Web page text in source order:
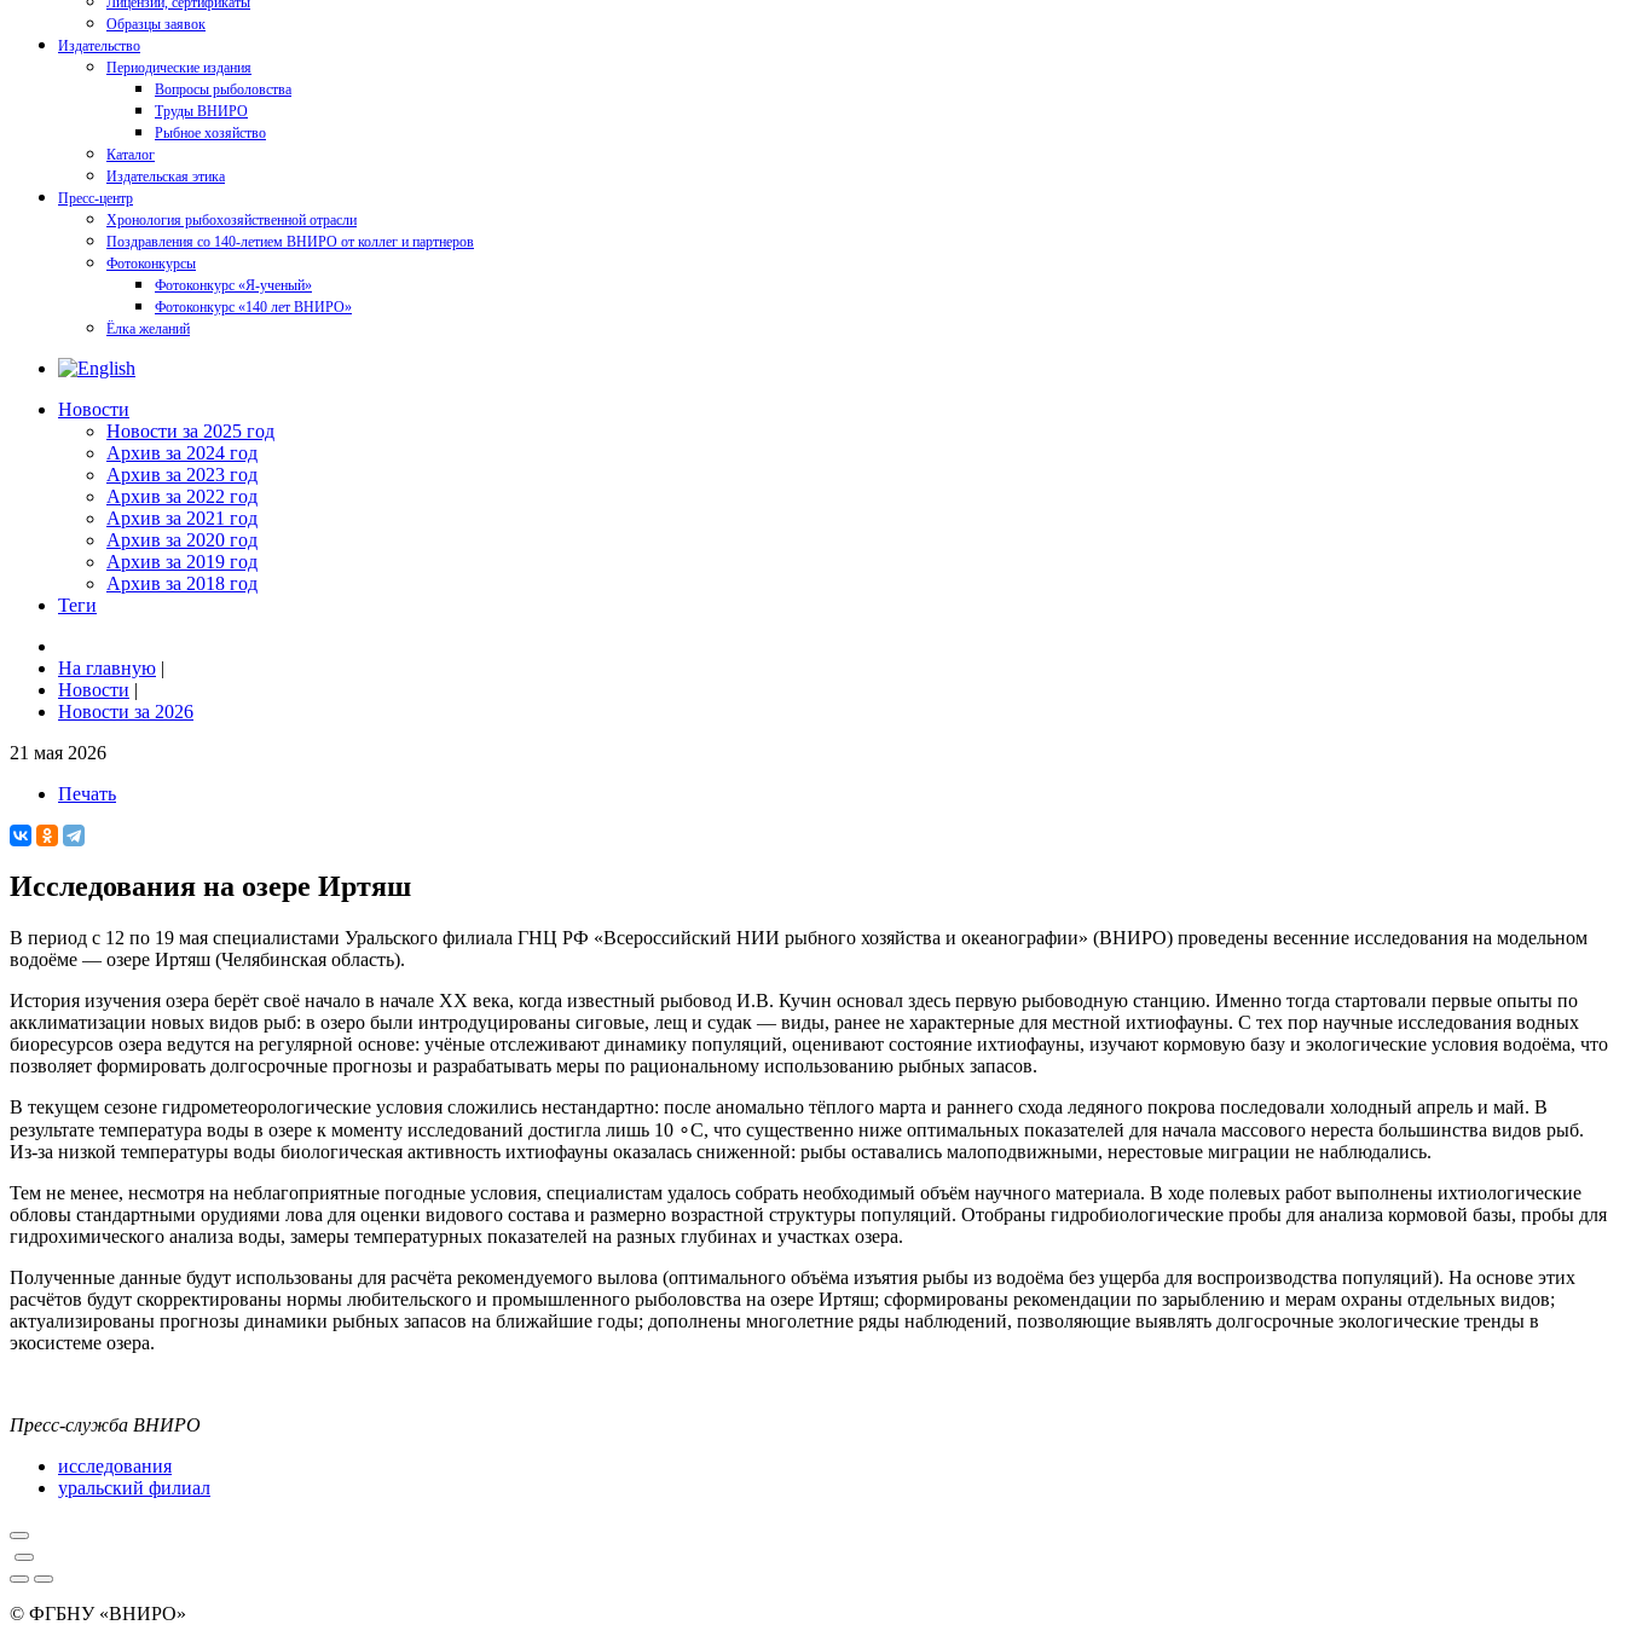
Образцы заявок
Издательство
Периодические издания
Вопросы рыболовства
Труды ВНИРО
Рыбное хозяйство
Каталог
Издательская этика
Пресс-центр
Хронология рыбохозяйственной отрасли
Поздравления со 140-летием ВНИРО от коллег и партнеров
Фотоконкурсы
Фотоконкурс «Я-ученый»
Фотоконкурс «140 лет ВНИРО»
Ёлка желаний
Новости
Новости за 2025 год
Архив за 2024 год
Архив за 2023 год
Архив за 2022 год
Архив за 2021 год
Архив за 2020 год
Архив за 2019 год
Архив за 2018 год
Теги
На главную |
Новости |
Новости за 2026
21 мая 2026
Печать
Исследования на озере Иртяш
В период с 12 по 19 мая специалистами Уральского филиала ГНЦ РФ «Всероссийский НИИ рыбного хозяйства и океанографии» (ВНИРО) проведены весенние исследования на модельном
водоёме — озере Иртяш (Челябинская область).
История изучения озера берёт своё начало в начале XX века, когда известный рыбовод И.В. Кучин основал здесь первую рыбоводную станцию. Именно тогда стартовали первые опыты по
акклиматизации новых видов рыб: в озеро были интродуцированы сиговые, лещ и судак — виды, ранее не характерные для местной ихтиофауны. С тех пор научные исследования водных
биоресурсов озера ведутся на регулярной основе: учёные отслеживают динамику популяций, оценивают состояние ихтиофауны, изучают кормовую базу и экологические условия водоёма, что
позволяет формировать долгосрочные прогнозы и разрабатывать меры по рациональному использованию рыбных запасов.
В текущем сезоне гидрометеорологические условия сложились нестандартно: после аномально тёплого марта и раннего схода ледяного покрова последовали холодный апрель и май. В
результате температура воды в озере к моменту исследований достигла лишь 10 ∘C, что существенно ниже оптимальных показателей для начала массового нереста большинства видов рыб.
Из-за низкой температуры воды биологическая активность ихтиофауны оказалась сниженной: рыбы оставались малоподвижными, нерестовые миграции не наблюдались.
Тем не менее, несмотря на неблагоприятные погодные условия, специалистам удалось собрать необходимый объём научного материала. В ходе полевых работ выполнены ихтиологические
обловы стандартными орудиями лова для оценки видового состава и размерно возрастной структуры популяций. Отобраны гидробиологические пробы для анализа кормовой базы, пробы для
гидрохимического анализа воды, замеры температурных показателей на разных глубинах и участках озера.
Полученные данные будут использованы для расчёта рекомендуемого вылова (оптимального объёма изъятия рыбы из водоёма без ущерба для воспроизводства популяций). На основе этих
расчётов будут скорректированы нормы любительского и промышленного рыболовства на озере Иртяш; сформированы рекомендации по зарыблению и мерам охраны отдельных видов;
актуализированы прогнозы динамики рыбных запасов на ближайшие годы; дополнены многолетние ряды наблюдений, позволяющие выявлять долгосрочные экологические тренды в
экосистеме озера.
Пресс-служба ВНИРО
исследования
уральский филиал
© ФГБНУ «ВНИРО»